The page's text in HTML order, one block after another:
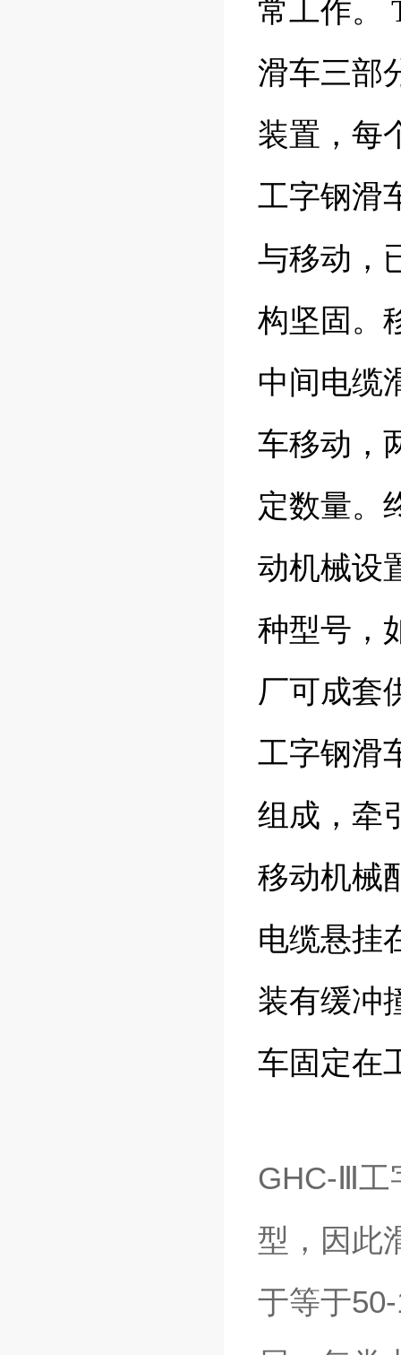
常工作。
滑车三部
装置，每
工字钢滑
与移动，
构坚固。
中间电缆
车移动，
定数量。
动机械设
种型号，
厂可成套
工字钢滑
组成，牵
移动机械
电缆悬挂
装有缓冲
车固定在
GHC-Ⅲ工
型，因此
于等于